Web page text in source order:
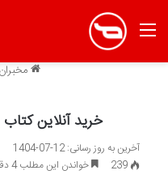
منو
مخبران
خرید آنلاین
آخرین به روز رسانی: 12-07-1404
239
خواندن این مطلب 4 دقیقه زمان میبرد